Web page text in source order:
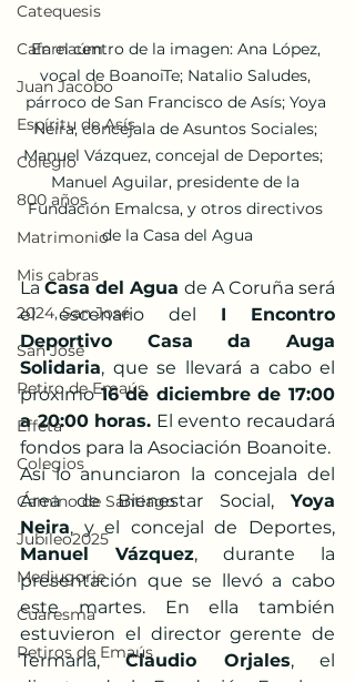
Catequesis
Cafarnaúm
Juan Jacobo
Espíritu de Asís
Colegio
800 años
Matrimonio
Mis cabras
2024, San José
San José
Retiro de Emaús
Effetá
Colegios
Camino de Santiago
Jubileo2025
Medjugorje
Cuaresma
Retiros de Emaús
En el centro de la imagen: Ana López,
vocal de BoanoiTe; Natalio Saludes,
párroco de San Francisco de Asís; Yoya
Neira, concejala de Asuntos Sociales;
Manuel Vázquez, concejal de Deportes;
Manuel Aguilar, presidente de la
Fundación Emalcsa, y otros directivos
de la Casa del Agua
La Casa del Agua de A Coruña será
el escenario del I Encontro
Deportivo Casa da Auga
Solidaria, que se llevará a cabo el
próximo 16 de diciembre de 17:00
a 20:00 horas. El evento recaudará
fondos para la Asociación Boanoite.
Así lo anunciaron la concejala del
Área de Bienestar Social, Yoya
Neira
Manuel Vázquez, durante la
presentación que se llevó a cabo
este martes. En ella también
estuvieron el director gerente de
Termaria, Claudio Orjales, el